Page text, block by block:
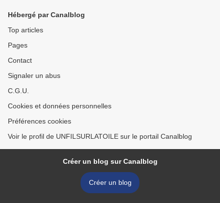
Hébergé par Canalblog
Top articles
Pages
Contact
Signaler un abus
C.G.U.
Cookies et données personnelles
Préférences cookies
Voir le profil de UNFILSURLATOILE sur le portail Canalblog
Créer un blog sur Canalblog
Créer un blog